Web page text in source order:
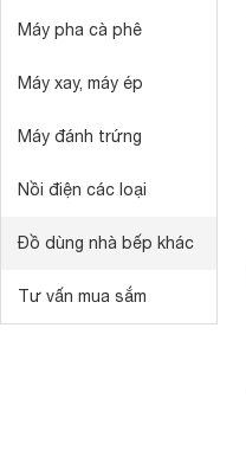
Máy pha cà phê
Máy xay, máy ép
Máy đánh trứng
Nồi điện các loại
Đồ dùng nhà bếp khác
Tư vấn mua sắm